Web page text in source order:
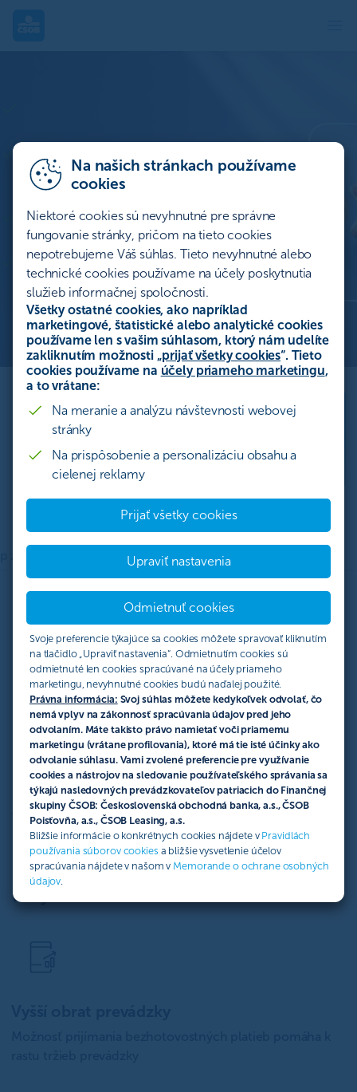
Na našich stránkach používame
cookies
Niektoré cookies sú nevyhnutné pre správne
fungovanie stránky, pričom na tieto cookies
nepotrebujeme Váš súhlas. Tieto nevyhnutné alebo
technické cookies používame na účely poskytnutia
služieb informačnej spoločnosti.
Všetky ostatné cookies, ako napríklad
marketingové, štatistické alebo analytické cookies
používame len s vašim súhlasom, ktorý nám udelíte
zakliknutím možnosti „prijať všetky cookies“. Tieto
cookies používame na účely priameho marketingu,
a to vrátane:
Na meranie a analýzu návštevnosti webovej
stránky
Na prispôsobenie a personalizáciu obsahu a
cielenej reklamy
Prijať všetky cookies
Upraviť nastavenia
Odmietnuť cookies
Svoje preferencie týkajúce sa cookies môžete spravovať kliknutím
na tlačidlo „Upraviť nastavenia“. Odmietnutím cookies sú
odmietnuté len cookies spracúvané na účely priameho
marketingu, nevyhnutné cookies budú naďalej použité.
Právna informácia: Svoj súhlas môžete kedykoľvek odvolať, čo
nemá vplyv na zákonnosť spracúvania údajov pred jeho
odvolaním. Máte takisto právo namietať voči priamemu
marketingu (vrátane profilovania), ktoré má tie isté účinky ako
odvolanie súhlasu. Vami zvolené preferencie pre využívanie
cookies a nástrojov na sledovanie používateľského správania sa
týkajú nasledovných prevádzkovateľov patriacich do Finančnej
skupiny ČSOB: Československá obchodná banka, a.s., ČSOB
Poisťovňa, a.s., ČSOB Leasing, a.s.
Bližšie informácie o konkrétnych cookies nájdete v Pravidlách
používania súborov cookies a bližšie vysvetlenie účelov
spracúvania nájdete v našom v Memorande o ochrane osobných
údajov
poplatku alebo všetky ďalšie platobné terminály na 3
mesiace bez poplatku
Výhodné riešenie pokladne a POS terminálu v
jednom zariadení
Zvýhodnené riešenia pre začínajúcich podnikateľov
Nájsť najvhodnejší terminál
Porovnanie terminálov
Mobilný POS Android
terminál bez poplatku
Zistiť viac
Technická podpora Často kladené otázky
Čo je to POS terminál?
POS terminál, známy aj ako platobný terminál, je skratka
z anglického výrazu „Point of Sale“, čo v preklade
znamená miesto predaja. Označuje sa tak zariadenie,
ktoré predajcom umožňuje prijímať platby kartou,
mobilom, inteligentnými hodinkami alebo inými
zariadeniami s bezkontaktnou technológiou. Platba cez
POS terminál je bezpečná, pretože transakcie sú
šifrované a podporujú bezkontaktné platby. Vďaka tomu
je platobný proces rýchly, pohodlný a jednoduchý.
Ako pomôže platobný terminál
môjmu biznisu?